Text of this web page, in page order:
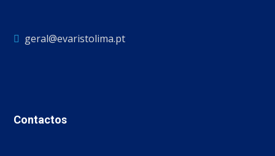
geral@evaristolima.pt
Contactos